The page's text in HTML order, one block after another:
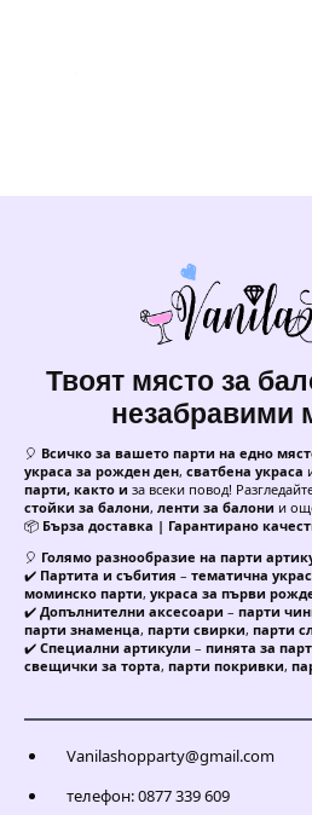
Твоят място за
незабравими
🎈 Всичко за вашето парти на едно
украса за рожден ден, сватбена украса
парти, както и за всеки повод!
стойки за балони, ленти за балони и
📦 Бърза доставка | Гарантирано
🎈 Голямо разнообразие на парти
✔️ Партита и събития – тематична
моминско парти, украса за първи
✔️ Допълнителни аксесоари – парти
парти знаменца, парти свирки, парти
✔️ Специални артикули – пинята за
свещички за торта, парти покривки,
Vanilashopparty@gmail.com
телефон: 0877 339 609